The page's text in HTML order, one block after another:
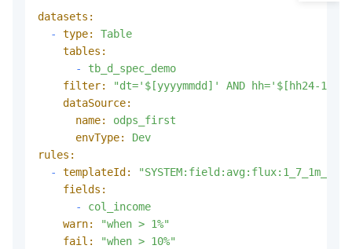
datasets:
-
type:
Table
tables:
-
tb_d_spec_demo
filter:
"dt='$[yyyymmdd]' AND hh='$[hh24-1/
dataSource:
name:
odps_first
envType:
Dev
rules:
-
templateId:
fields:
-
col_income
warn:
"when > 1%"
fail:
"when > 10%"